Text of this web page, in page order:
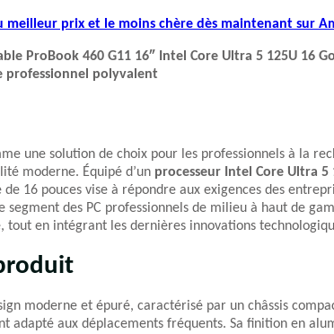
meilleur prix et le moins chère dès maintenant sur
ProBook 460 G11 16″ Intel Core Ultra 5 125U 16
professionnel polyvalent
une solution de choix pour les professionnels à la
moderne. Équipé d’un processeur Intel Core Ultra 5
de 16 pouces vise à répondre aux exigences des
segment des PC professionnels de milieu à haut de
en intégrant les dernières innovations
moderne et épuré, caractérisé par un châssis
adapté aux déplacements fréquents. Sa finition en